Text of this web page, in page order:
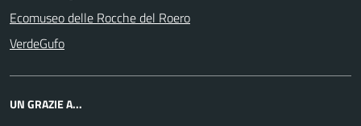
Ecomuseo delle Rocche del Roero
VerdeGufo
UN GRAZIE A...